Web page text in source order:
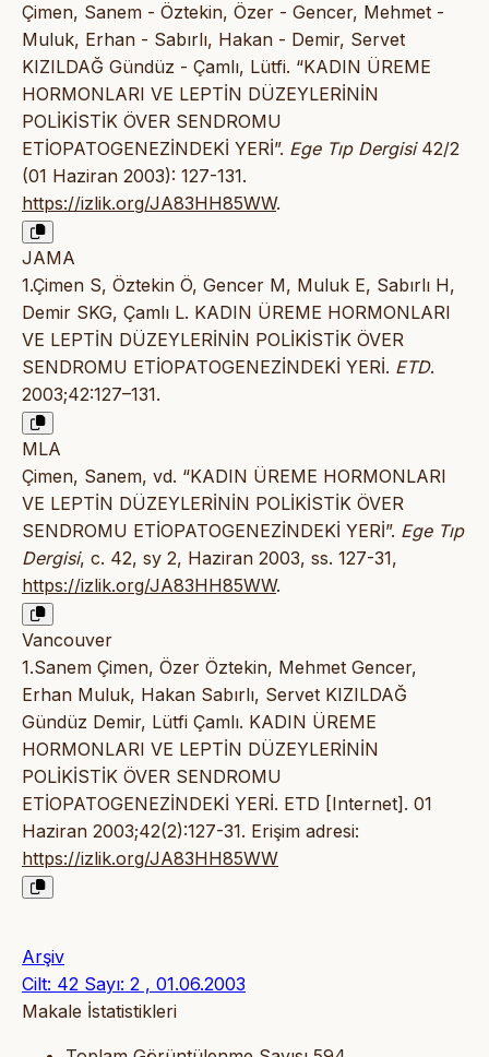
Çimen, Sanem - Öztekin, Özer - Gencer, Mehmet -
Muluk, Erhan - Sabırlı, Hakan - Demir, Servet
KIZILDAĞ Gündüz - Çamlı, Lütfi. “KADIN ÜREME
HORMONLARI VE LEPTİN DÜZEYLERİNİN
POLİKİSTİK ÖVER SENDROMU
ETİOPATOGENEZİNDEKİ YERİ”. Ege Tıp Dergisi42/2
(01 Haziran 2003): 127-131.
https://izlik.org/JA83HH85WW.
JAMA
1.Çimen S, Öztekin Ö, Gencer M, Muluk E, Sabırlı H,
Demir SKG, Çamlı L. KADIN ÜREME HORMONLARI
VE LEPTİN DÜZEYLERİNİN POLİKİSTİK ÖVER
SENDROMU ETİOPATOGENEZİNDEKİ YERİ. ETD.
2003;42:127–131.
MLA
Çimen, Sanem, vd. “KADIN ÜREME HORMONLARI
VE LEPTİN DÜZEYLERİNİN POLİKİSTİK ÖVER
SENDROMU ETİOPATOGENEZİNDEKİ YERİ”. Ege Tıp
Dergisi, c. 42, sy 2, Haziran 2003, ss. 127-31,
https://izlik.org/JA83HH85WW.
Vancouver
1.Sanem Çimen, Özer Öztekin, Mehmet Gencer,
Erhan Muluk, Hakan Sabırlı, Servet KIZILDAĞ
Gündüz Demir, Lütfi Çamlı. KADIN ÜREME
HORMONLARI VE LEPTİN DÜZEYLERİNİN
POLİKİSTİK ÖVER SENDROMU
ETİOPATOGENEZİNDEKİ YERİ. ETD [Internet]. 01
Haziran 2003;42(2):127-31. Erişim adresi:
https://izlik.org/JA83HH85WW
Arşiv
Cilt: 42 Sayı: 2 , 01.06.2003
Makale İstatistikleri